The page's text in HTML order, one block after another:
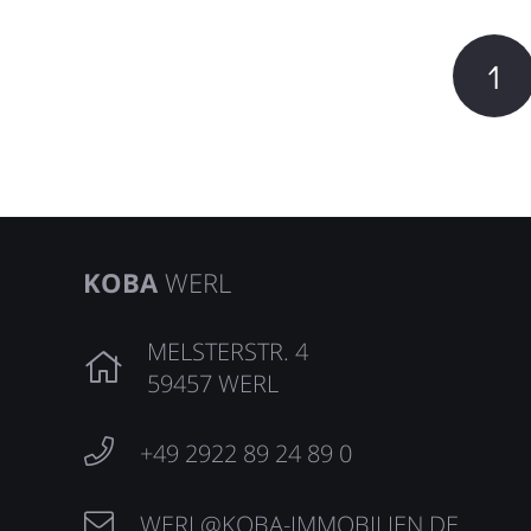
1
KOBA WERL
MELSTERSTR. 4
59457 WERL
+49 2922 89 24 89 0
WERL@KOBA-IMMOBILIEN.DE